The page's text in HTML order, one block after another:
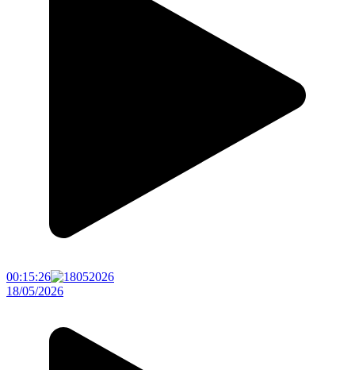
00:15:26
18/05/2026